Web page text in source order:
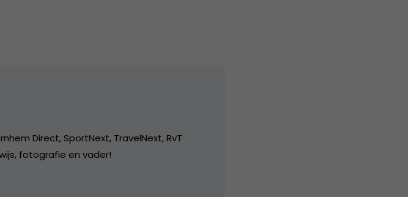
Direct, SportNext, TravelNext, RvT
fotografie en vader!